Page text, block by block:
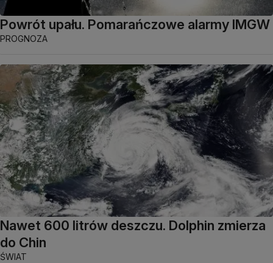
Powrót upału. Pomarańczowe alarmy IMGW
PROGNOZA
Nawet 600 litrów deszczu. Dolphin zmierza
do Chin
ŚWIAT